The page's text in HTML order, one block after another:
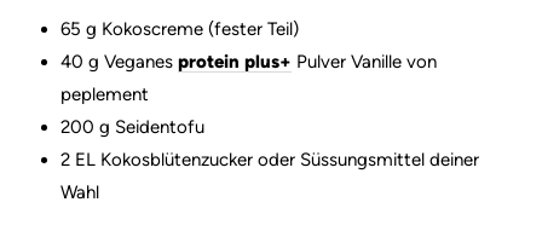
65 g Kokoscreme (fester Teil)
40 g Veganes protein plus+ Pulver Vanille von
peplement
200 g Seidentofu
2 EL Kokosblütenzucker oder Süssungsmittel deiner
Wahl